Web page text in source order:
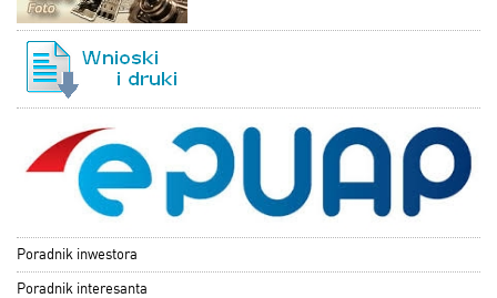
Poradnik inwestora
Poradnik interesanta